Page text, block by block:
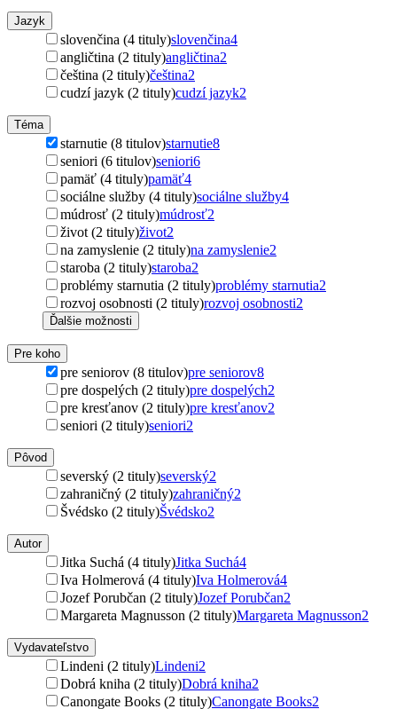
Jazyk
slovenčina (4 tituly)slovenčina4
angličtina (2 tituly)angličtina2
čeština (2 tituly)čeština2
cudzí jazyk (2 tituly)cudzí jazyk2
Téma
starnutie (8 titulov)starnutie8
seniori (6 titulov)seniori6
pamäť (4 tituly)pamäť4
sociálne služby (4 tituly)sociálne služby4
múdrosť (2 tituly)múdrosť2
život (2 tituly)život2
na zamyslenie (2 tituly)na zamyslenie2
staroba (2 tituly)staroba2
problémy starnutia (2 tituly)problémy starnutia2
rozvoj osobnosti (2 tituly)rozvoj osobnosti2
Ďalšie možnosti
Pre koho
pre seniorov (8 titulov)pre seniorov8
pre dospelých (2 tituly)pre dospelých2
pre kresťanov (2 tituly)pre kresťanov2
seniori (2 tituly)seniori2
Pôvod
severský (2 tituly)severský2
zahraničný (2 tituly)zahraničný2
Švédsko (2 tituly)Švédsko2
Autor
Jitka Suchá (4 tituly)Jitka Suchá4
Iva Holmerová (4 tituly)Iva Holmerová4
Jozef Porubčan (2 tituly)Jozef Porubčan2
Margareta Magnusson (2 tituly)Margareta Magnusson2
Vydavateľstvo
Lindeni (2 tituly)Lindeni2
Dobrá kniha (2 tituly)Dobrá kniha2
Canongate Books (2 tituly)Canongate Books2